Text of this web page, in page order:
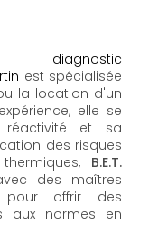
diagnostic
est spécialisée
la location d'un
elle se
et sa
des risques
B.E.T.
des maîtres
offrir des
aux normes en